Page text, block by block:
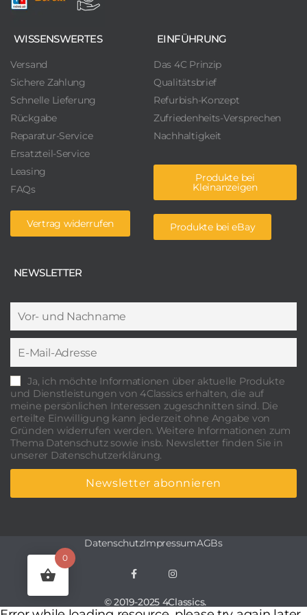
WISSENSWERTES
Versand
Sichere Zahlung
Schnelle Lieferung
Rückgabe
Reparatur-Service
Ersatzteil-Service
Leasing
FAQs
Vertrag widerrufen
EINFÜHRUNG
Das 4C Prinzip
Qualitätsbrief
Refurbish-Konzept
Zufriedenheits-Versprechen
Nachhaltigkeit
Produkte bei
Kleinanzeigen
Produkte bei eBay
NEWSLETTER
Ja, ich möchte Informationen über aktuelle Produkte
und Dienstleistungen von 4Classics erhalten, die auf
meine persönlichen Interessen zugeschnitten sind. Die
erteilte Einwilligung kann jederzeit ohne Angabe von
Gründen widerrufen werden. Weitere Informationen zum
Thema Datenschutz sowie insb. Newsletter finden Sie in
unserer Datenschutzerklärung.
DatenschutzImpressumAGBs
© 2019-2025 4Classics.
0